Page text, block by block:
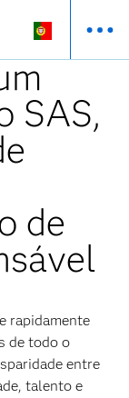
SAS,
de
rapidamente
de todo o
entre
talento e